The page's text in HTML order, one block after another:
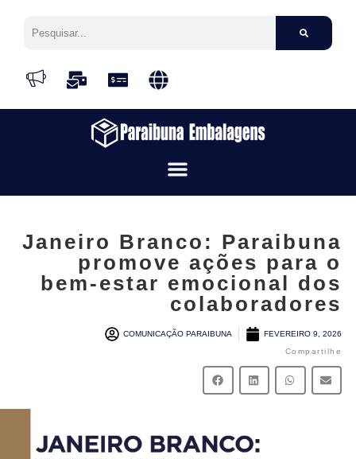
Janeiro Branco: Paraibuna
promove ações para o
bem-estar emocional dos
colaboradores
COMUNICAÇÃO PARAIBUNA
FEVEREIRO 9, 2026
Compartilhe